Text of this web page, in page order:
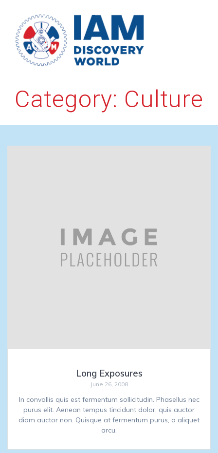
to
content
Category: Culture
Long Exposures
June 26, 2008
In convallis quis est fermentum sollicitudin. Phasellus nec
purus elit. Aenean tempus tincidunt dolor, quis auctor
diam auctor non. Quisque at fermentum purus, a aliquet
arcu.